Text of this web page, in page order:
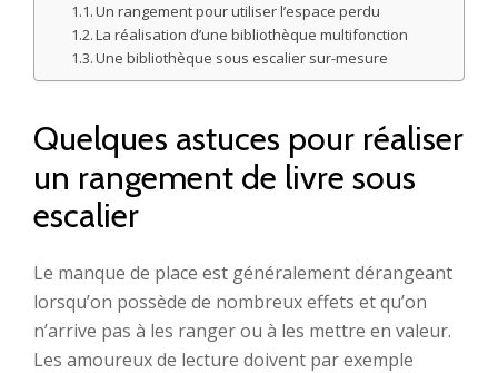
Un rangement pour utiliser l’espace perdu
La réalisation d’une bibliothèque multifonction
Une bibliothèque sous escalier sur-mesure
Quelques astuces pour réaliser
un rangement de livre sous
escalier
Le manque de place est généralement dérangeant
lorsqu’on possède de nombreux effets et qu’on
n’arrive pas à les ranger ou à les mettre en valeur.
Les amoureux de lecture doivent par exemple